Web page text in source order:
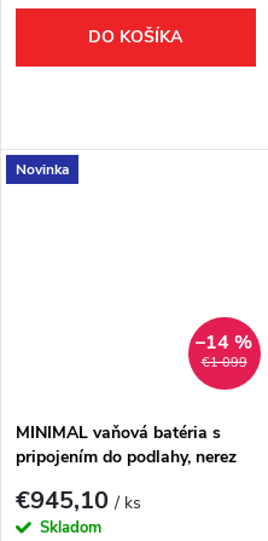
DO KOŠÍKA
Novinka
€1 099
–14 %
MINIMAL vaňová batéria s
pripojením do podlahy, nerez
€945,10/ ks
Skladom